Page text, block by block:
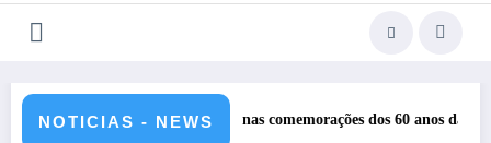
NOTICIAS - NEWS
REP nas comemorações dos 60 anos da Ponte 25 abril – CR60A